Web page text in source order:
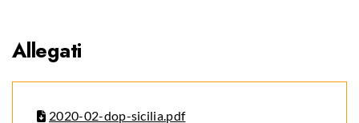
Allegati
2020-02-dop-sicilia.pdf